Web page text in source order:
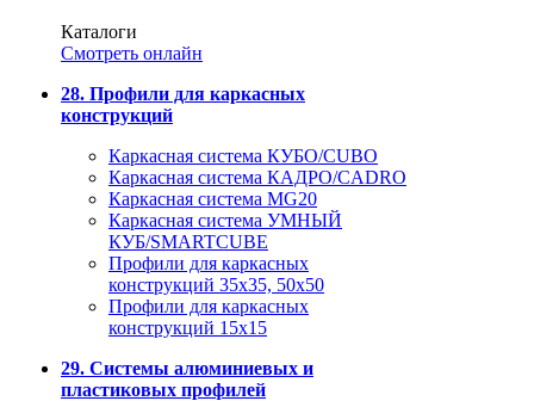
Каталоги
Смотреть онлайн
28. Профили для каркасных
конструкций
Каркасная система КУБО/CUBO
Каркасная система КАДРО/CADRO
Каркасная система MG20
Каркасная система УМНЫЙ
КУБ/SMARTCUBE
Профили для каркасных
конструкций 35x35, 50x50
Профили для каркасных
конструкций 15х15
29. Системы алюминиевых и
пластиковых профилей